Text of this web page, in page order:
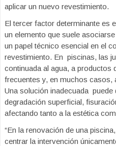
aplicar un nuevo revestimiento.
El tercer factor determinante es
un elemento que suele
un papel técnico esencial en el
revestimiento. En piscinas, las
continuada al agua, a productos
frecuentes y, en muchos casos,
Una solución inadecuada puede
degradación superficial,
afectando tanto a la estética
“En la renovación de una
centrar la intervención